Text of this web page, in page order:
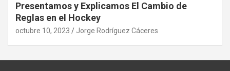
Presentamos y Explicamos El Cambio de
Reglas en el Hockey
octubre 10, 2023 Jorge Rodríguez Cáceres